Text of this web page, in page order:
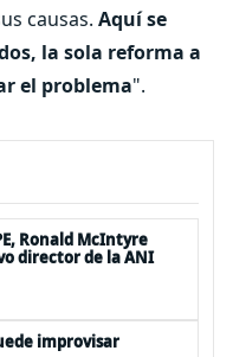
causas. Aquí se
la sola reforma a
el problema".
Ronald McIntyre
director de la ANI
improvisar